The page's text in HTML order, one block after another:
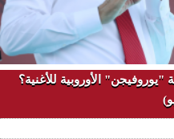
"يوروفيجن" الأوروبية للأغنية؟